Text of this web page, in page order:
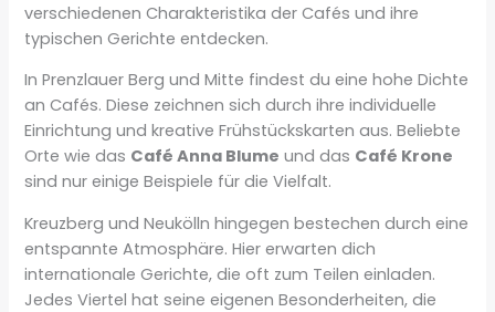
verschiedenen Charakteristika der Cafés und ihre
typischen Gerichte entdecken.
In Prenzlauer Berg und Mitte findest du eine hohe Dichte
an Cafés. Diese zeichnen sich durch ihre individuelle
Einrichtung und kreative Frühstückskarten aus. Beliebte
Orte wie das Café Anna Blume und das Café Krone
sind nur einige Beispiele für die Vielfalt.
Kreuzberg und Neukölln hingegen bestechen durch eine
entspannte Atmosphäre. Hier erwarten dich
internationale Gerichte, die oft zum Teilen einladen.
Jedes Viertel hat seine eigenen Besonderheiten, die